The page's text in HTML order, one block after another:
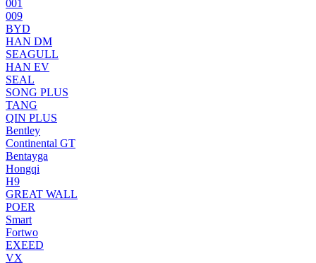
001
009
BYD
HAN DM
SEAGULL
HAN EV
SEAL
SONG PLUS
TANG
QIN PLUS
Bentley
Continental GT
Bentayga
Hongqi
H9
GREAT WALL
POER
Smart
Fortwo
EXEED
VX